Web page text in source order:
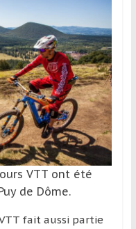
VTT ont été
de Dôme.
fait aussi partie